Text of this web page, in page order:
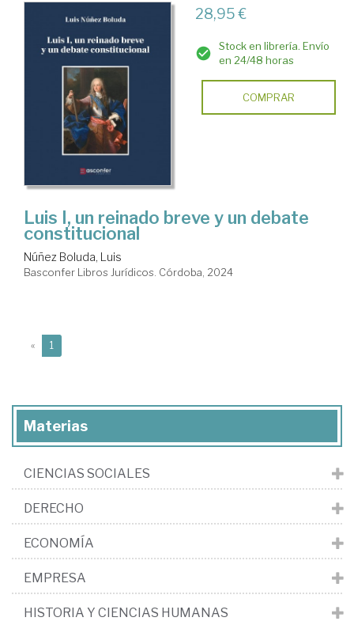
28,95 €
Stock en librería. Envío
en 24/48 horas
COMPRAR
Luis I, un reinado breve y un debate
constitucional
Núñez Boluda, Luis
Basconfer Libros Jurídicos. Córdoba, 2024
« 1
Materias
CIENCIAS SOCIALES
DERECHO
ECONOMÍA
EMPRESA
HISTORIA Y CIENCIAS HUMANAS